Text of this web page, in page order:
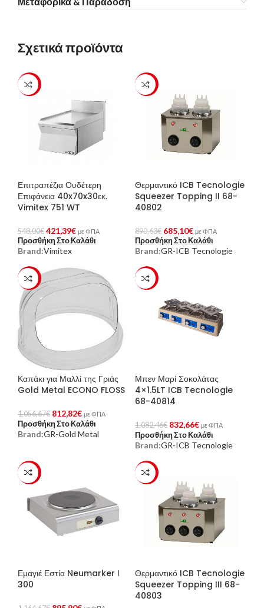
Σχετικά προϊόντα
-23%
Επιτραπέζια Ουδέτερη
Επιφάνεια 40x70x30εκ.
Vimitex 751 WT
548,00€ 421,39€ με ΦΠΑ
Προσθήκη Στο Καλάθι
Brand:Vimitex
-23%
Θερμαντικό ICB Tecnologie
Squeezer Topping II 68-
40802
890,63€ 685,10€ με ΦΠΑ
Προσθήκη Στο Καλάθι
Brand:GR-ICB Tecnologie
-23%
Καπάκι για Μαλλί της Γριάς
Gold Metal ECONO FLOSS
1.056,67€ 812,82€ με ΦΠΑ
Προσθήκη Στο Καλάθι
Brand:GR-Gold Metal
-23%
Μπεν Μαρί Σοκολάτας
4×1.5LT ICB Tecnologie
68-40814
1.082,46€ 832,66€ με ΦΠΑ
Προσθήκη Στο Καλάθι
Brand:GR-ICB Tecnologie
-23%
Εμαγιέ Εστία Neumarker Ι
300
-23%
Θερμαντικό ICB Tecnologie
Squeezer Topping III 68-
40803